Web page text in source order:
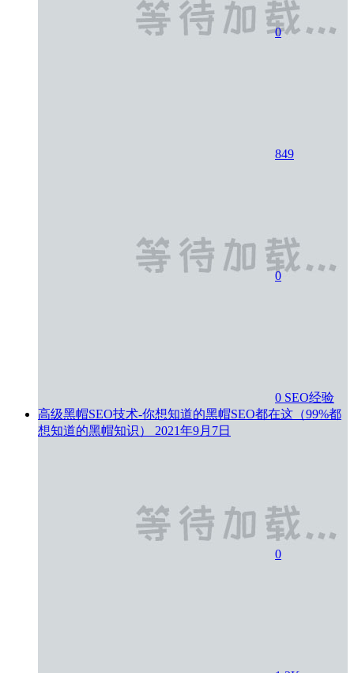
0
849
0
0 SEO经验
高级黑帽SEO技术-你想知道的黑帽SEO都在这（99%都
想知道的黑帽知识） 2021年9月7日
0